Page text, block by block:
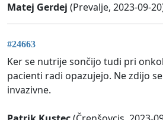
Matej Gerdej (Prevalje, 2023-09-
#24663
Ker se nutrije sončijo tudi pri
pacienti radi opazujejo. Ne zdijo
invazivne.